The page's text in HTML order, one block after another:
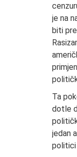
je na
biti
Ta
dotle
jedan
politici